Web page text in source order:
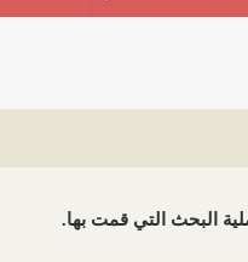
البحث التي قمت بها.